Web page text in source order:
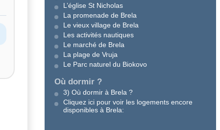
L’église St Nicholas
La promenade de Brela
Le vieux village de Brela
Les activités nautiques
Le marché de Brela
La plage de Vruja
Le Parc naturel du Biokovo
Où dormir ?
3) Où dormir à Brela ?
Cliquez ici pour voir les logements encore
disponibles à Brela: